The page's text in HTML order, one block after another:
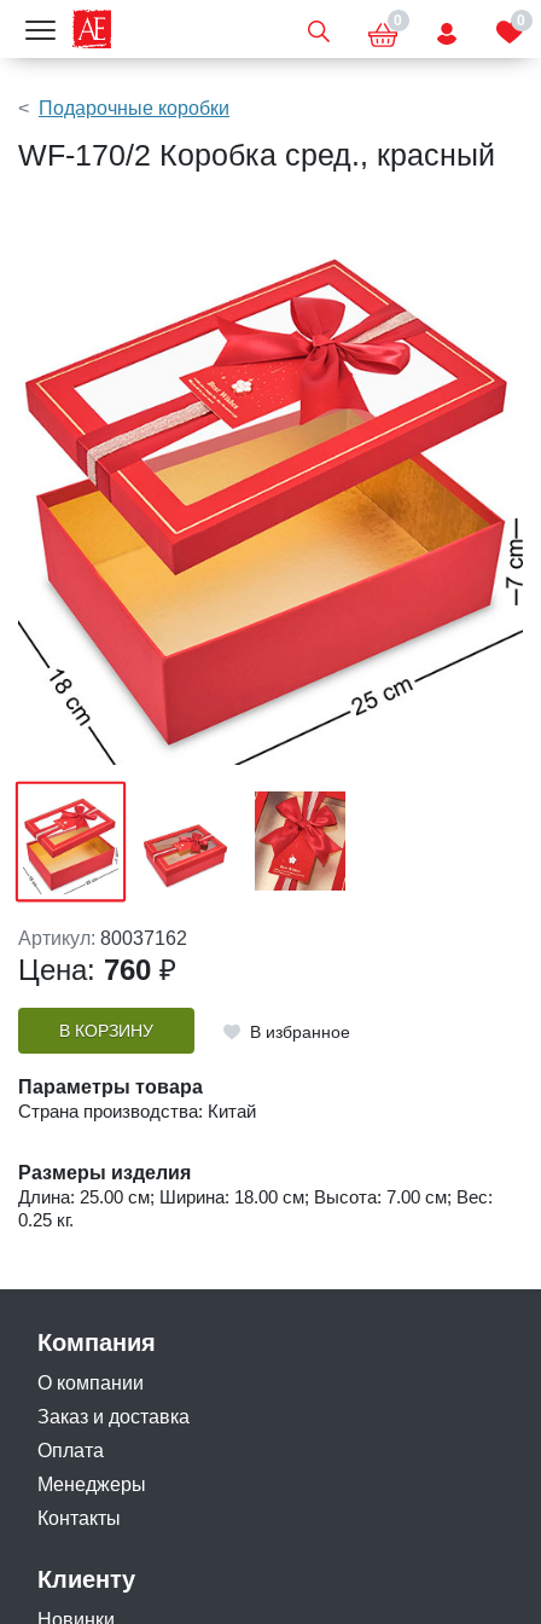
Показать меню 0 0
Подарочные коробки
WF-170/2 Коробка сред., красный
Артикул: 80037162
Цена: 760 ₽
В КОРЗИНУ В избранное
Параметры товара
Страна производства: Китай
Размеры изделия
Длина: 25.00 см; Ширина: 18.00 см; Высота: 7.00 см; Вес:
0.25 кг.
Компания
О компании
Заказ и доставка
Оплата
Менеджеры
Контакты
Клиенту
Новинки